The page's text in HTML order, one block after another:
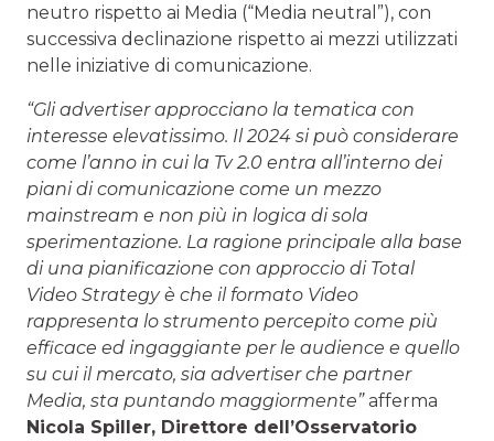
neutro rispetto ai Media (“Media neutral”), con
successiva declinazione rispetto ai mezzi utilizzati
nelle iniziative di comunicazione.
“Gli advertiser approcciano la tematica con
interesse elevatissimo. Il 2024 si può considerare
come l’anno in cui la Tv 2.0 entra all’interno dei
piani di comunicazione come un mezzo
mainstream e non più in logica di sola
sperimentazione. La ragione principale alla base
di una pianificazione con approccio di Total
Video Strategy è che il formato Video
rappresenta lo strumento percepito come più
efficace ed ingaggiante per le audience e quello
su cui il mercato, sia advertiser che partner
Media, sta puntando maggiormente”afferma
Nicola Spiller, Direttore dell’Osservatorio